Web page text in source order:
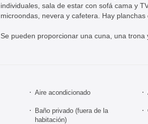
individuales, sala de estar con sofá cama y
microondas, nevera y cafetera. Hay planchas
Se pueden proporcionar una cuna, una
Aire acondicionado
Baño privado (fuera de la
habitación)